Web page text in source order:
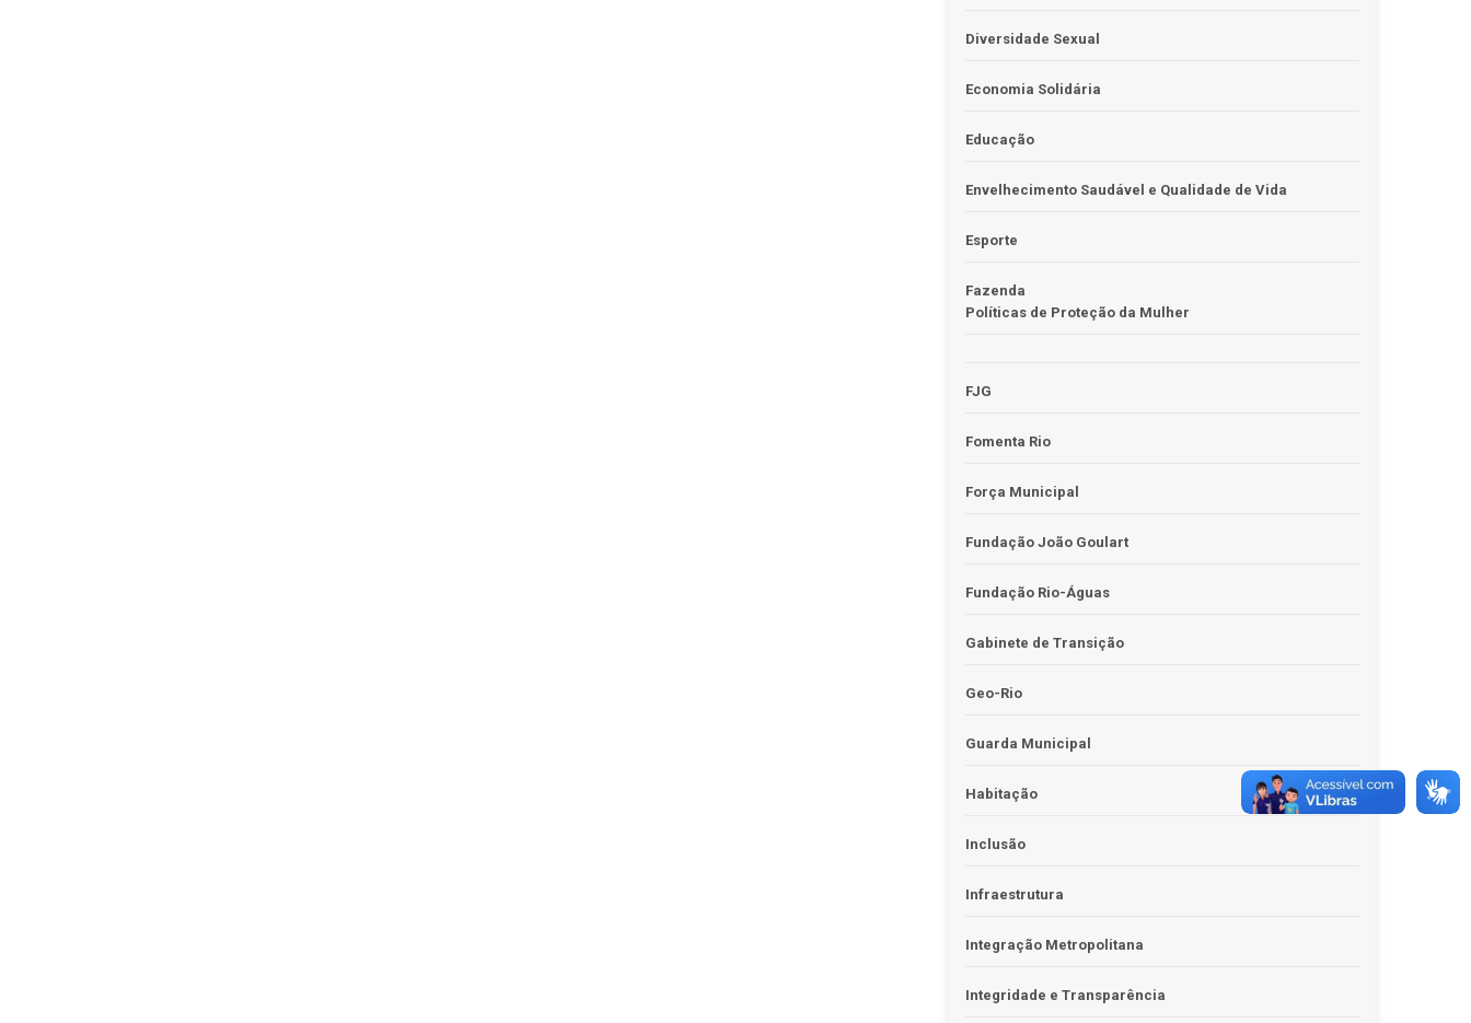
Diversidade Sexual
Economia Solidária
Educação
Envelhecimento Saudável e Qualidade de Vida
Esporte
Fazenda
Políticas de Proteção da Mulher
FJG
Fomenta Rio
Força Municipal
Fundação João Goulart
Fundação Rio-Águas
Gabinete de Transição
Geo-Rio
Guarda Municipal
Habitação
Inclusão
Infraestrutura
Integração Metropolitana
Integridade e Transparência